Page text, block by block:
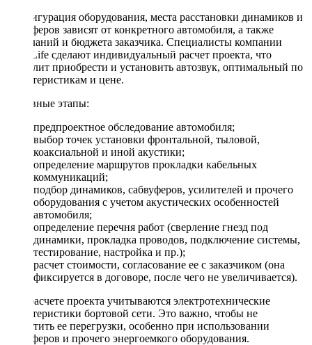
Конфигурация оборудования, места расстановки динамиков и
сабвуферов зависят от конкретного автомобиля, а также
пожеланий и бюджета заказчика. Специалисты компании
DriveLife сделают индивидуальный расчет проекта, что
позволит приобрести и установить автозвук, оптимальный по
характеристикам и цене.
Основные этапы:
предпроектное обследование автомобиля;
выбор точек установки фронтальной, тыловой,
коаксиальной и иной акустики;
определение маршрутов прокладки кабельных
коммуникаций;
подбор динамиков, сабвуферов, усилителей и прочего
оборудования с учетом акустических особенностей
автомобиля;
определение перечня работ (сверление гнезд под
динамики, прокладка проводов, подключение системы,
тестирование, настройка и пр.);
расчет стоимости, согласование ее с заказчиком (она
фиксируется в договоре, после чего не увеличивается).
При расчете проекта учитываются электротехнические
характеристики бортовой сети. Это важно, чтобы не
допустить ее перегрузки, особенно при использовании
сабвуферов и прочего энергоемкого оборудования.